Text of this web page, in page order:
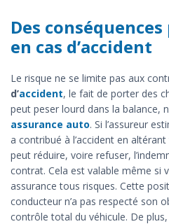
Des
en cas d’accident
Le risque ne se limite pas aux
d’accident, le fait de porter des
peut peser lourd dans la balance,
assurance auto. Si l’assureur
a contribué à l’accident en
peut réduire, voire refuser,
contrat. Cela est valable même si
assurance tous risques. Cette
conducteur n’a pas respecté son
contrôle total du véhicule. De